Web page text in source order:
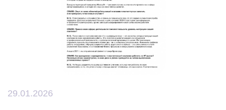
29.01.2026